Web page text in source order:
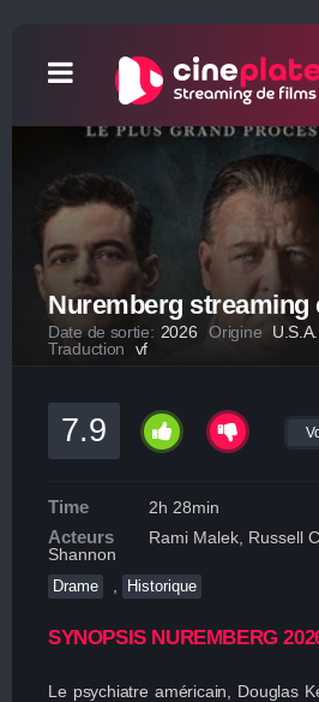
Nuremberg streaming
Date de sortie: 2026 Origine
Traduction
vf
7.9
Time 2h 28min
Acteurs
Rami Malek, Russell
Shannon
Drame Historique
SYNOPSIS NUREMBERG
Le psychiatre américain, Douglas